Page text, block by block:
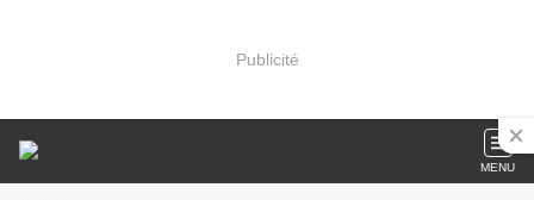
Publicité
MENU